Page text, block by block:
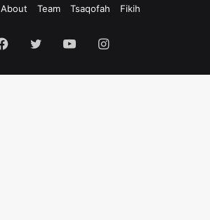
About Team Tsaqofah Fikih
Facebook
Twitter YouTubeInstagram